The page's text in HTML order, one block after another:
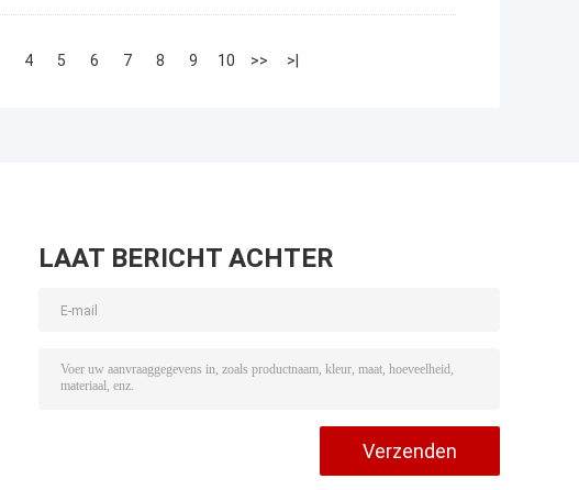
4 5 6 7 8 9 10 >> >|
LAAT BERICHT ACHTER